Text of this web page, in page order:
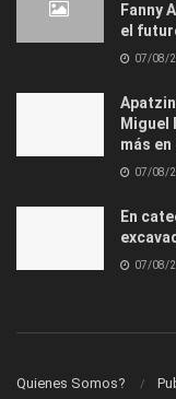
Fanny
el
07/08/
Miguel
más
07/08/
En
07/08/
Quienes Somos?